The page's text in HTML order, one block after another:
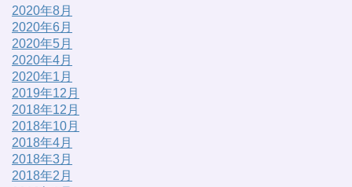
2020年8月
2020年6月
2020年5月
2020年4月
2020年1月
2019年12月
2018年12月
2018年10月
2018年4月
2018年3月
2018年2月